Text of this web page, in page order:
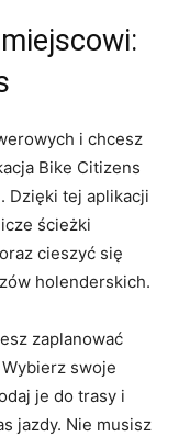
i chcesz
Bike Citizens
Dzięki tej aplikacji
ścieżki
cieszyć się
holenderskich.
zaplanować
swoje
je do trasy i
jazdy. Nie musisz